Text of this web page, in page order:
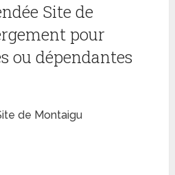
Site de
pour
ou dépendantes
de Montaigu